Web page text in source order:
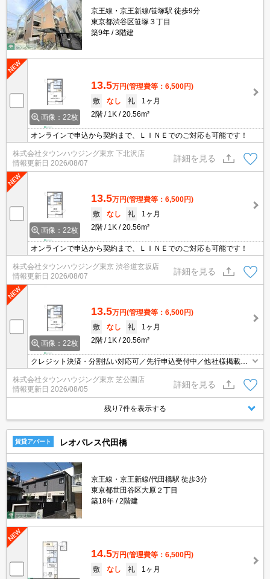
京王線・京王新線/笹塚駅 徒歩9分
東京都渋谷区笹塚３丁目
築9年
3階建
画像：22枚
13.5万円(管理費等：6,500円)
敷
なし 礼
1ヶ月
2階
1K 20.56m²
オンラインで申込から契約まで、ＬＩＮＥでのご対応も可能です！
株式会社タウンハウジング東京 下北沢店
情報更新日 2026/08/07
詳細を見る
画像：22枚
13.5万円(管理費等：6,500円)
敷
なし 礼
1ヶ月
2階
1K 20.56m²
オンラインで申込から契約まで、ＬＩＮＥでのご対応も可能です！
株式会社タウンハウジング東京 渋谷道玄坂店
情報更新日 2026/08/07
詳細を見る
画像：22枚
13.5万円(管理費等：6,500円)
敷
なし 礼
1ヶ月
2階
1K 20.56m²
クレジット決済・分割払い対応可／先行申込受付中／他社様掲載物
件もまとめてご案内可能／専任物件多数あり
株式会社タウンハウジング東京 芝公園店
情報更新日 2026/08/05
詳細を見る
残り7件を表示する
賃貸アパート レオパレス代田橋
京王線・京王新線/代田橋駅 徒歩3分
東京都世田谷区大原２丁目
築18年
2階建
14.5万円(管理費等：6,500円)
敷
なし 礼
1ヶ月